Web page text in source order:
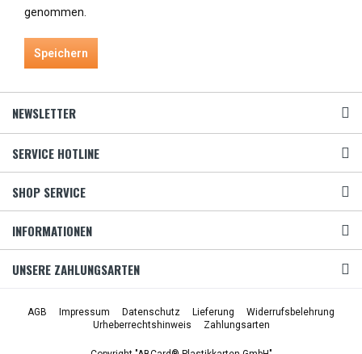
genommen.
Speichern
NEWSLETTER
SERVICE HOTLINE
SHOP SERVICE
INFORMATIONEN
UNSERE ZAHLUNGSARTEN
AGB Impressum Datenschutz Lieferung
Widerrufsbelehrung
Urheberrechtshinweis
Zahlungsarten